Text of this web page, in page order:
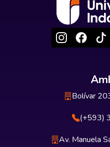
Bolívar
(+593)
Av. Manuela